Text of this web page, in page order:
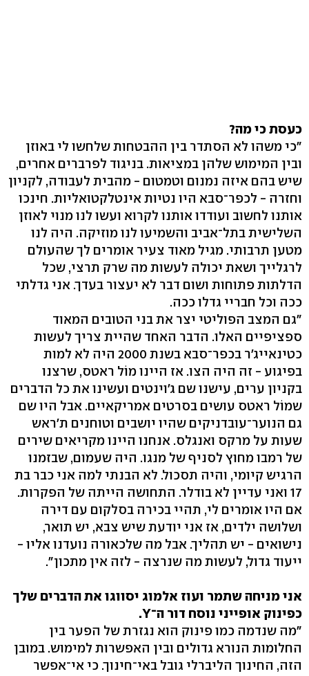
כעסת כי מה?
"כי משהו לא הסתדר בין ההבטחות שלחשו לי באוזן
ובין המימוש שלהן במציאות. בניגוד לפרברים אחרים,
שיש בהם איזה נמנום וטמטום - מהבית לעבודה, לקניון
וחזרה - לכפר־סבא היו נטיות אינטלקטואליות. חינכו
אותנו לחשוב ועודדו אותנו לקרוא ועשו לנו מנוי לאוזן
השלישית בתל־אביב והשמיעו לנו מוזיקה. היה לנו
מטען תרבותי. מגיל מאוד צעיר אומרים לך שהעולם
לרגלייך ושאת יכולה לעשות מה שרק תרצי, שכל
הדלתות פתוחות ושום דבר לא יעצור בעדך. אני גדלתי
ככה וכל חבריי גדלו ככה.
"גם המצב הפוליטי יצר את בני הטובים המאוד
ספציפיים האלו. הדבר האחד שהיית צריך לעשות
כטינאייג'ר בכפר־סבא בשנת 2000 היה לא למות
בפיגוע - זה היה הצו. אז היינו מוֹל ראטס, שרצנו
בקניון ערים, עישנו שם ג'וינטים ועשינו את כל הדברים
שמוֹל ראטס עושים בסרטים אמריקאיים. אבל היו שם
גם הנוער־עובדניקים שהיו יושבים וטוחנים ת'ראש
שעות על מרקס ואנגלס. אנחנו היינו מקריאים שירים
של רמבו מחוץ לסניף של מנגו. היה שעמום, שבזמנו
הרגיש קיומי, והיה תסכול. לא הבנתי למה אני כבר בת
17 ואני עדיין לא בודלר. התחושה הייתה של הפקרות.
אם היו אומרים לי, תהיי בכירה בסלקום עם דירה
ושלושה ילדים, אז אני יודעת שיש צבא, יש תואר,
נישואים - יש תהליך. אבל מה שלכאורה נועדנו אליו -
ייעוד גדול, לעשות מה שנרצה - לזה אין מתכון".
אני מניחה שתמר ועוז אלמוג יסווגו את הדברים שלך
כפינוק אופייני נוסח דור ה־Y.
"מה שנדמה כמו פינוק הוא נגזרת של הפער בין
החלומות הנורא גדולים ובין האפשרות למימוש. במובן
הזה, החינוך הליברלי גובל באי־חינוך. כי אי־אפשר